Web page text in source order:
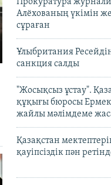
Алёхованың үкімін
сұраған
Ұлыбритания
санкция салды
"Жосықсыз ұстау".
құқығы бюросы
жайлы мәлімдеме
Қазақстан
қауіпсіздік пән